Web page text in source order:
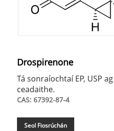
Drospirenone
Tá sonraíochtaí EP, USP
ceadaithe.
CAS: 67392-87-4
Seol Fiosrúchán